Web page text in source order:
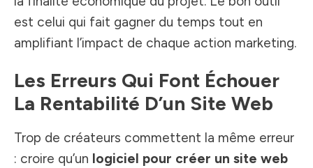
est celui qui fait gagner du temps tout en
amplifiant l’impact de chaque action marketing.
Les Erreurs Qui Font Échouer
La Rentabilité D’un Site Web
Trop de créateurs commettent la même erreur
: croire qu’un logiciel pour créer un site web